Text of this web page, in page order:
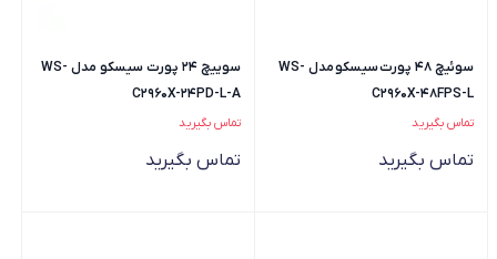
سوئیچ 48 پورت سیسکو مدل WS-
C2960X-48FPS-L
تماس بگیرید
تماس بگیرید
سوییچ 24 پورت سیسکو مدل WS-
C2960X-24PD-L-A
تماس بگیرید
تماس بگیرید